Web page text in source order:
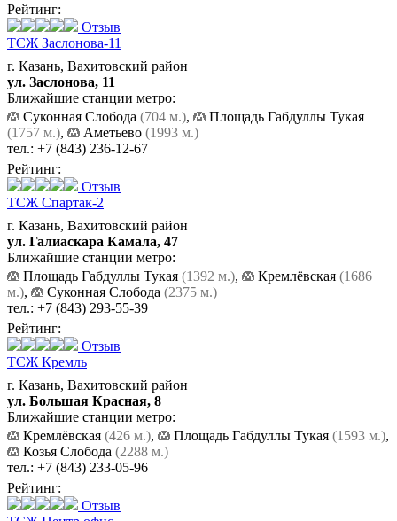
Рейтинг:
Отзыв
ТСЖ Заслонова-11
г. Казань, Вахитовский район
ул. Заслонова, 11
Ближайшие станции метро:
Суконная Слобода (704 м.),
Площадь Габдуллы Тукая
(1757 м.), Аметьево (1993 м.)
тел.: +7 (843) 236-12-67
Рейтинг:
Отзыв
ТСЖ Спартак-2
г. Казань, Вахитовский район
ул. Галиаскара Камала, 47
Ближайшие станции метро:
Площадь Габдуллы Тукая (1392 м.), Кремлёвская (1686
м.), Суконная Слобода (2375 м.)
тел.: +7 (843) 293-55-39
Рейтинг:
Отзыв
ТСЖ Кремль
г. Казань, Вахитовский район
ул. Большая Красная, 8
Ближайшие станции метро:
Кремлёвская (426 м.), Площадь Габдуллы Тукая (1593 м.),
Козья Слобода (2288 м.)
тел.: +7 (843) 233-05-96
Рейтинг:
Отзыв